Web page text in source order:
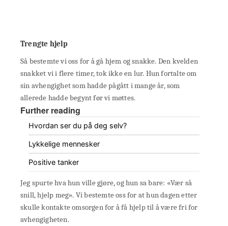
Trengte hjelp
Så bestemte vi oss for å gå hjem og snakke. Den kvelden
snakket vi i flere timer, tok ikke en lur. Hun fortalte om
sin avhengighet som hadde pågått i mange år, som
allerede hadde begynt før vi møttes.
Further reading
Hvordan ser du på deg selv?
Lykkelige mennesker
Positive tanker
Jeg spurte hva hun ville gjøre, og hun sa bare: «Vær så
snill, hjelp meg». Vi bestemte oss for at hun dagen etter
skulle kontakte omsorgen for å få hjelp til å være fri for
avhengigheten.